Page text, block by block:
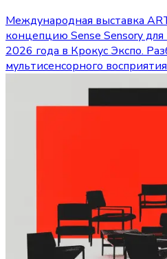
Международная выставка
концепцию Sense Sensory
2026 года в Крокус Экспо.
мультисенсорного